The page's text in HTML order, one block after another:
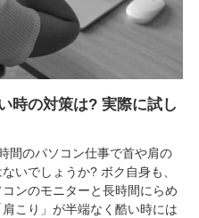
時の対策は? 実際に試し
間のパソコン仕事で首や肩の
いでしょうか? ボク自身も、
ンのモニターと長時間にらめ
こり」が半端なく酷い時には